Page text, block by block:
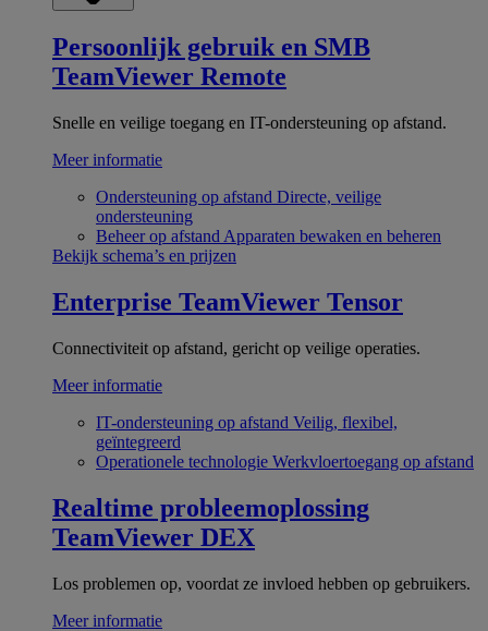
Persoonlijk gebruik en SMB
TeamViewer Remote
Snelle en veilige toegang en IT-ondersteuning op afstand.
Meer informatie
Ondersteuning op afstand Directe, veilige
ondersteuning
Beheer op afstand Apparaten bewaken en beheren
Bekijk schema’s en prijzen
Enterprise TeamViewer Tensor
Connectiviteit op afstand, gericht op veilige operaties.
Meer informatie
IT-ondersteuning op afstand Veilig, flexibel,
geïntegreerd
Operationele technologie Werkvloertoegang op afstand
Realtime probleemoplossing
TeamViewer DEX
Los problemen op, voordat ze invloed hebben op gebruikers.
Meer informatie